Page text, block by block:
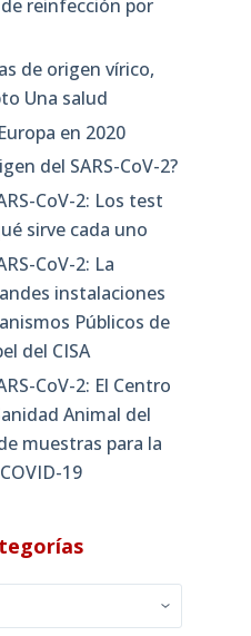
reinfección por
de origen vírico,
Una salud
en 2020
del SARS-CoV-2?
CoV-2: Los test
sirve cada uno
CoV-2: La
instalaciones
Públicos de
del CISA
CoV-2: El Centro
Animal del
muestras para la
19